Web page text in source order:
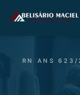
para
conteúdo
RN ANS 623/